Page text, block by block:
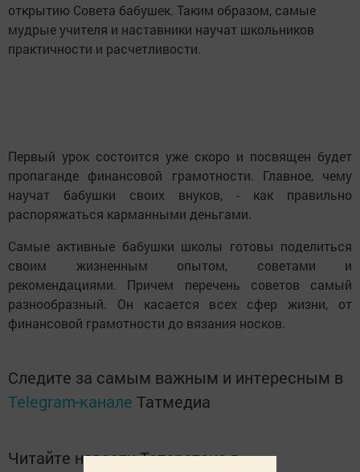
открытию Совета бабушек. Таким образом, самые
мудрые учителя и наставники научат школьников
практичности и расчетливости.
Первый урок состоится уже скоро и посвящен будет
пропаганде финансовой грамотности. Главное, чему
научат бабушки своих внуков, - как правильно
распоряжаться карманными деньгами.
Самые активные бабушки школы готовы поделиться
своим жизненным опытом, советами и
рекомендациями. Причем перечень советов самый
разнообразный. Он касается всех сфер жизни, от
финансовой грамотности до вязания носков.
Следите за самым важным и интересным в
Telegram-канале Татмедиа
Читайте новости Татарстана в